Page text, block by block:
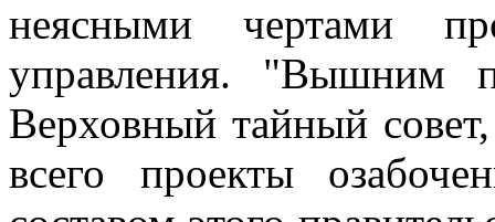
неясными чертами
управления. "Вышним
Верховный тайный
всего проекты